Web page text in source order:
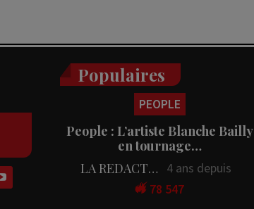
Populaires
PEOPLE
People : L’artiste Blanche Bailly
en tournage…
LA REDACTION
4 ans depuis
78 547